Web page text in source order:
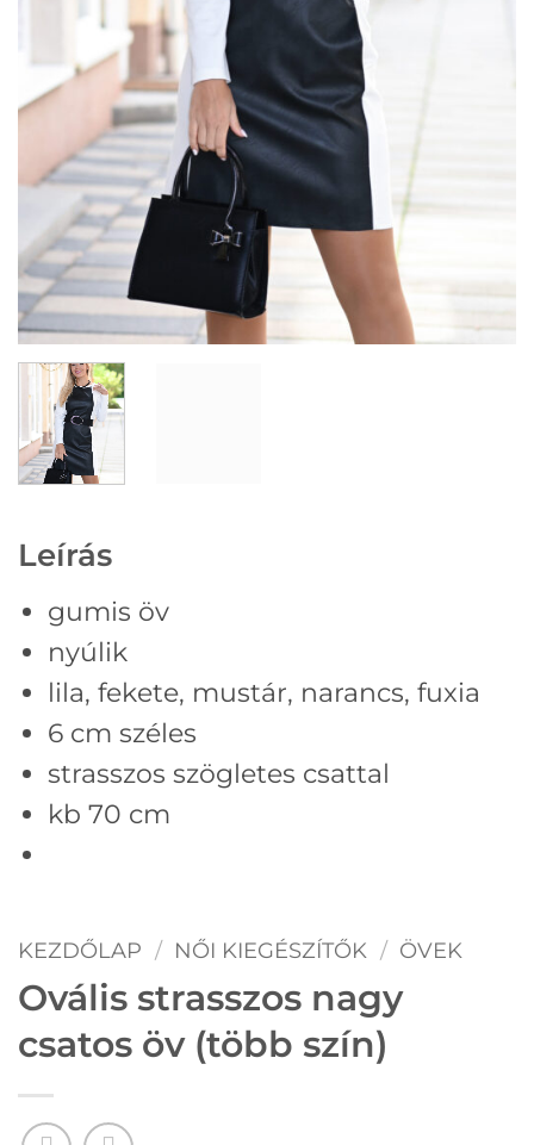
Leírás
gumis öv
nyúlik
lila, fekete, mustár, narancs, fuxia
6 cm széles
strasszos szögletes csattal
kb 70 cm
KEZDŐLAP / NŐI KIEGÉSZÍTŐK / ÖVEK
Ovális strasszos nagy
csatos öv (több szín)